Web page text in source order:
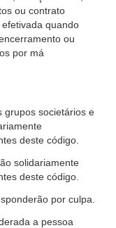
ou contrato
quando
ou
por má
grupos societários e
deste código.
solidariamente
deste código.
por culpa.
a pessoa